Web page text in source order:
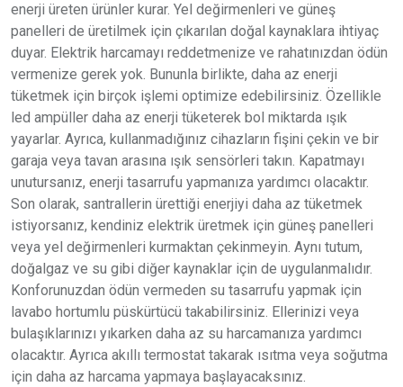
enerji üreten ürünler kurar. Yel değirmenleri ve güneş
panelleri de üretilmek için çıkarılan doğal kaynaklara ihtiyaç
duyar. Elektrik harcamayı reddetmenize ve rahatınızdan ödün
vermenize gerek yok. Bununla birlikte, daha az enerji
tüketmek için birçok işlemi optimize edebilirsiniz. Özellikle
led ampüller daha az enerji tüketerek bol miktarda ışık
yayarlar. Ayrıca, kullanmadığınız cihazların fişini çekin ve bir
garaja veya tavan arasına ışık sensörleri takın. Kapatmayı
unutursanız, enerji tasarrufu yapmanıza yardımcı olacaktır.
Son olarak, santrallerin ürettiği enerjiyi daha az tüketmek
istiyorsanız, kendiniz elektrik üretmek için güneş panelleri
veya yel değirmenleri kurmaktan çekinmeyin. Aynı tutum,
doğalgaz ve su gibi diğer kaynaklar için de uygulanmalıdır.
Konforunuzdan ödün vermeden su tasarrufu yapmak için
lavabo hortumlu püskürtücü takabilirsiniz. Ellerinizi veya
bulaşıklarınızı yıkarken daha az su harcamanıza yardımcı
olacaktır. Ayrıca akıllı termostat takarak ısıtma veya soğutma
için daha az harcama yapmaya başlayacaksınız.